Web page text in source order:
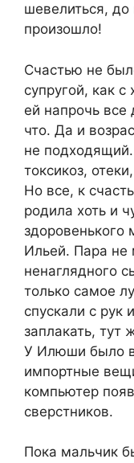
шевелиться, до
произошло!
Счастью не
супругой, как с
ей напрочь
что. Да и
не
токсикоз,
Но все, к
родила хоть и
здоровенького
Ильей. Пара не
ненаглядного
только самое
спускали с рук
заплакать,
У Илюши было
импортные
компьютер
сверстников.
Пока мальчик